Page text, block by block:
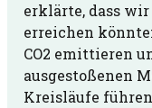
erklärte, dass
erreichen
CO2 emittieren
ausgestoßenen
Kreisläufe